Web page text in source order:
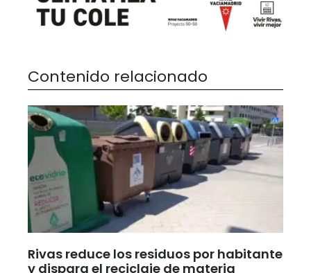
Contenido relacionado
Rivas reduce los residuos por habitante
y dispara el reciclaje de materia